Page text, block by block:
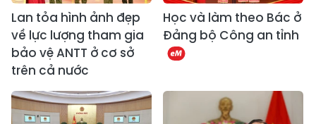
Lan tỏa hình ảnh đẹp
về lực lượng tham gia
bảo vệ ANTT ở cơ sở
trên cả nước
Học và làm theo Bác ở
Đảng bộ Công an tỉnh